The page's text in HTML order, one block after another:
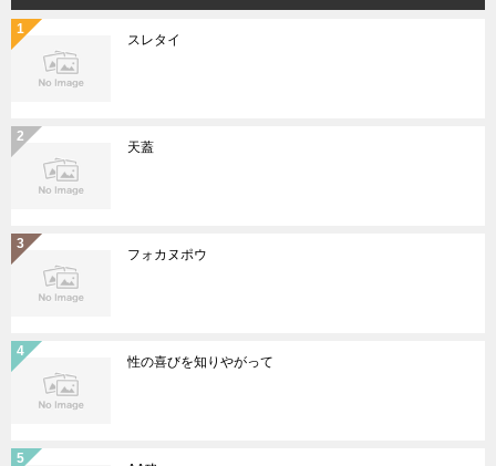
スレタイ
天蓋
フォカヌポウ
性の喜びを知りやがって